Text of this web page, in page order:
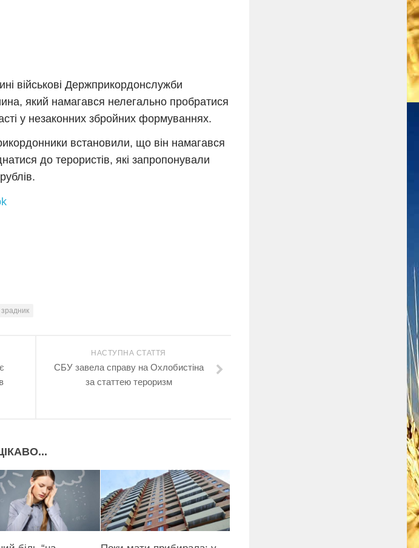
військові Держприкордонслужби
який намагався нелегально пробратися
у незаконних збройних формуваннях.
встановили, що він намагався
до терористів, які запропонували
зрадник
НАСТУПНА СТАТТЯ
СБУ завела справу на Охлобистіна
за статтею тероризм